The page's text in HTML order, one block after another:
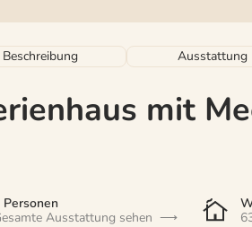
Beschreibung Ausstattung
mit
Personen
Ausstattung sehen